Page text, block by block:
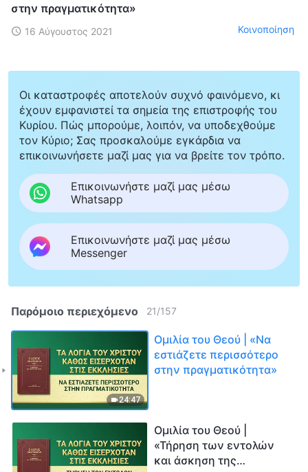
στην πραγματικότητα»
16 Αύγουστος 2021 Κοινοποίηση
Οι καταστροφές αποτελούν συχνό φαινόμενο, κι
έχουν εμφανιστεί τα σημεία της επιστροφής του
Κυρίου. Πώς μπορούμε, λοιπόν, να υποδεχθούμε
τον Κύριο; Σας προσκαλούμε εγκάρδια να
επικοινωνήσετε μαζί μας για να βρείτε τον τρόπο.
Επικοινωνήστε μαζί μας μέσω
Whatsapp
Επικοινωνήστε μαζί μας μέσω
Messenger
Παρόμοιο περιεχόμενο 21/157
24:47
Ομιλία του Θεού | «Να
εστιάζετε περισσότερο
στην πραγματικότητα»
Ομιλία του Θεού |
«Τήρηση των εντολών
και άσκηση της